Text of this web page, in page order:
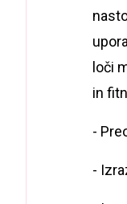
loči
in
-
-